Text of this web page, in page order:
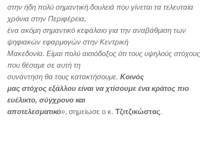
στην ήδη πολύ σημαντική δουλειά που γίνεται τα τελευταία
χρόνια στην Περιφέρεια,
ένα ακόμη σημαντικό κεφάλαιο για την αναβάθμιση των
ψηφιακών εφαρμογών στην Κεντρική
Μακεδονία. Είμαι πολύ αισιόδοξος ότι τους υψηλούς στόχους
που θέσαμε σε αυτή τη
συνάντηση θα τους κατακτήσουμε. Κοινός
μας στόχος εξάλλου είναι να χτίσουμε ένα κράτος πιο
ευέλικτο, σύγχρονο και
αποτελεσματικό», σημείωσε ο κ. Τζιτζικώστας.